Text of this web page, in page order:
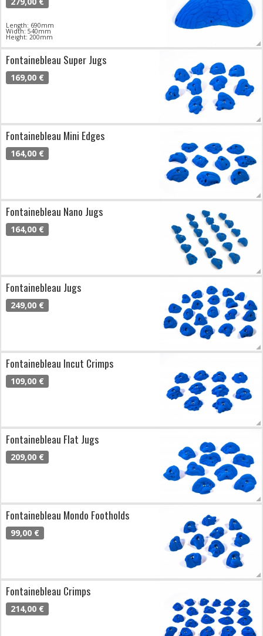
Length: 690mm
Width: 540mm
Height: 200mm
Fontainebleau Super Jugs
169,00 €
Fontainebleau Mini Edges
164,00 €
Fontainebleau Nano Jugs
164,00 €
Fontainebleau Jugs
249,00 €
Fontainebleau Incut Crimps
109,00 €
Fontainebleau Flat Jugs
209,00 €
Fontainebleau Mondo Footholds
99,00 €
Fontainebleau Crimps
214,00 €